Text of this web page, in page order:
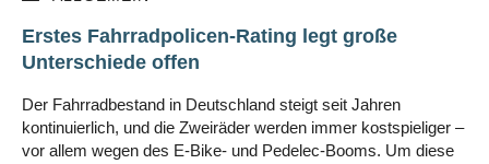
Erstes Fahrradpolicen-Rating legt große
Unterschiede offen
Der Fahrradbestand in Deutschland steigt seit Jahren
kontinuierlich, und die Zweiräder werden immer kostspieliger –
vor allem wegen des E-Bike- und Pedelec-Booms. Um diese